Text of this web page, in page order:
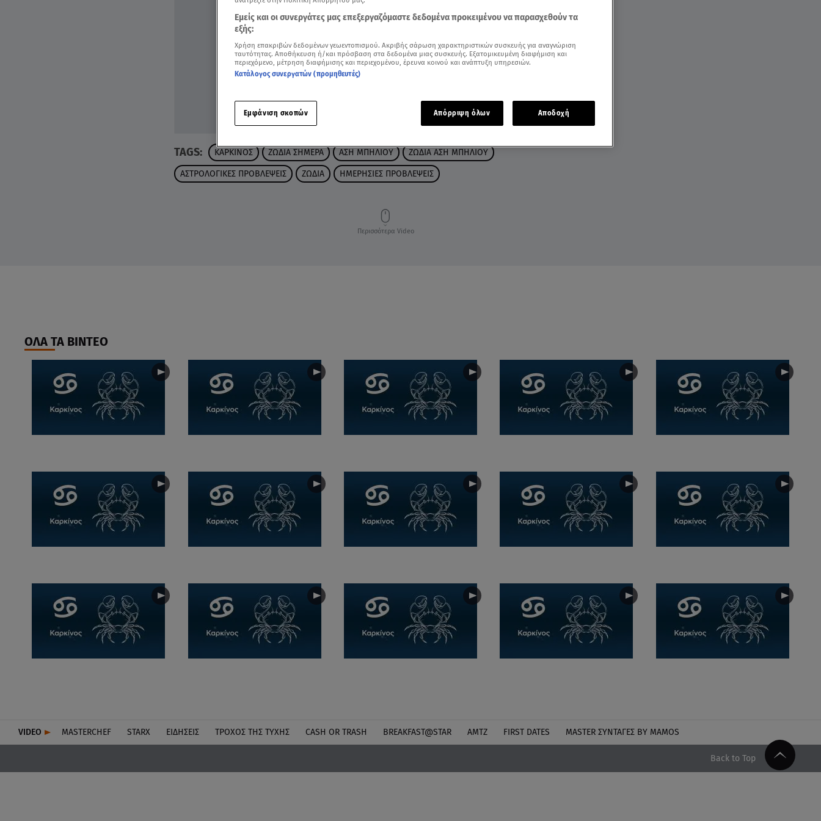
TAGS: ΚΑΡΚΙΝΟΣ ΖΩΔΙΑ ΣΗΜΕΡΑ ΑΣΗ ΜΠΗΛΙΟΥ ΖΩΔΙΑ ΑΣΗ ΜΠΗΛΙΟΥ
ΑΣΤΡΟΛΟΓΙΚΕΣ ΠΡΟΒΛΕΨΕΙΣ ΖΩΔΙΑ ΗΜΕΡΗΣΙΕΣ ΠΡΟΒΛΕΨΕΙΣ
Περισσότερα Video
ΟΛΑ ΤΑ ΒΙΝΤΕΟ
VIDEO MASTERCHEF STARX ΕΙΔΉΣΕΙΣ ΤΡΟΧΌΣ ΤΗΣ ΤΎΧΗΣ CASH OR TRASH BREAKFAST@STAR ΑΜΤΖ FIRST DATES MASTER ΣΥΝΤΑΓΈΣ BY MAMOS
Back to Top
Εμείς και οι συνεργάτες μας επεξεργαζόμαστε δεδομένα προκειμένου να παρασχεθούν τα
εξής:
Χρήση επακριβών δεδομένων γεωεντοπισμού. Ακριβής σάρωση χαρακτηριστικών συσκευής για αναγνώριση
ταυτότητας. Αποθήκευση ή/και πρόσβαση στα δεδομένα μιας συσκευής. Εξατομικευμένη διαφήμιση και
περιεχόμενο, μέτρηση διαφήμισης και περιεχομένου, έρευνα κοινού και ανάπτυξη υπηρεσιών.
Κατάλογος συνεργατών (προμηθευτές)
Εμφάνιση σκοπών Απόρριψη όλων Αποδοχή